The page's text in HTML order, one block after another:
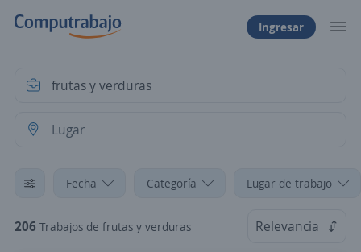
Ingresar
Fecha Categoría Lugar de trabajo
206 Trabajos de frutas y verduras Relevancia